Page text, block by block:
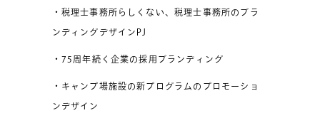
・税理士事務所らしくない、税理士事務所のブラ
ンディングデザインPJ
・75周年続く企業の採用ブランディング
・キャンプ場施設の新プログラムのプロモーショ
ンデザイン